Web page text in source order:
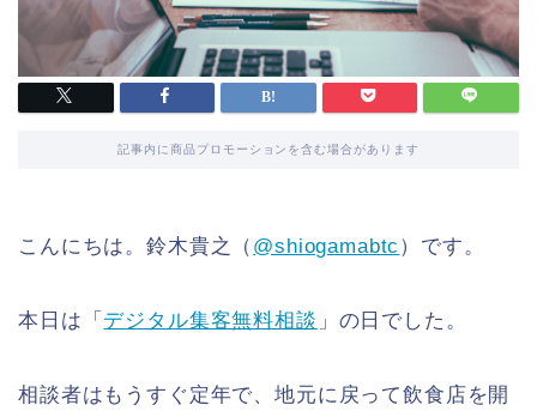
記事内に商品プロモーションを含む場合があります
こんにちは。鈴木貴之（ @shiogamabtc ）です。
本日は「 デジタル集客無料相談 」の日でした。
相談者はもうすぐ定年で、地元に戻って飲食店を開